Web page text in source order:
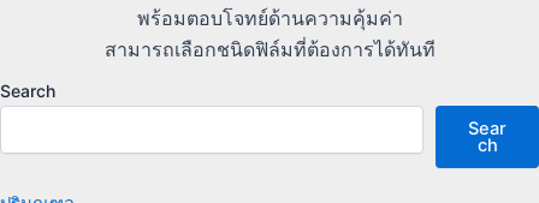
พร้อมตอบโจทย์ด้านความคุ้มค่า
สามารถเลือกชนิดฟิล์มที่ต้องการได้ทันที
Search
Sear
ch